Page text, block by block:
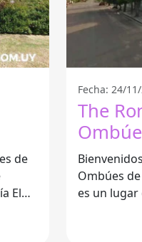
de
El
Fecha: 24/
The
Ombúes de Lavalle The
es un